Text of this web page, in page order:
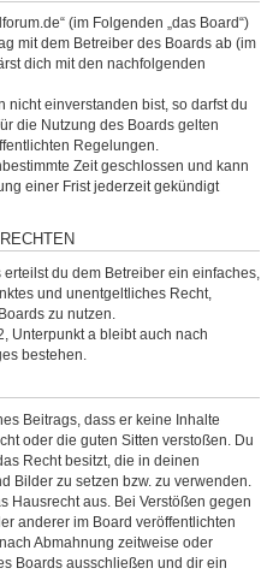
(im Folgenden „das Board“)
mit dem Betreiber des Boards ab (im
dich mit den nachfolgenden
nicht einverstanden bist, so darfst du
die Nutzung des Boards gelten
Regelungen.
Zeit geschlossen und kann
einer Frist jederzeit gekündigt
du dem Betreiber ein einfaches,
und unentgeltliches Recht,
zu nutzen.
Unterpunkt a bleibt auch nach
bestehen.
Beitrags, dass er keine Inhalte
oder die guten Sitten verstoßen. Du
Recht besitzt, die in deinen
Bilder zu setzen bzw. zu verwenden.
Hausrecht aus. Bei Verstößen gegen
anderer im Board veröffentlichten
Abmahnung zeitweise oder
Boards ausschließen und dir ein